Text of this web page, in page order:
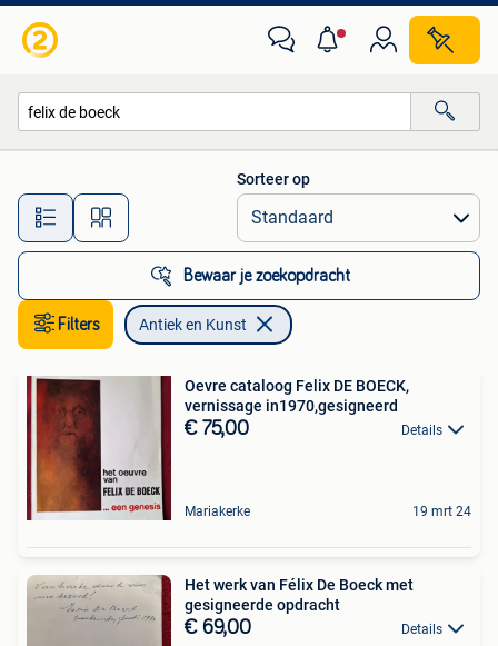
Alle afstanden…
Sorteer op
Bewaar je zoekopdracht
Filters Antiek en Kunst
Oevre cataloog Felix DE BOECK,
vernissage in1970,gesigneerd
€ 75,00 Details
Mariakerke 19 mrt 24
Het werk van Félix De Boeck met
gesigneerde opdracht
€ 69,00 Details